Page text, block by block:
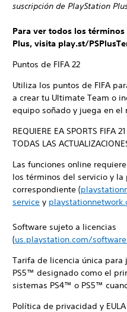
suscripción de PlayStation
Para ver todos los
Plus, visita play.st/
Puntos de FIFA 22
Utiliza los puntos de FIFA
a crear tu Ultimate Team o
equipo soñado y juega en el
REQUIERE EA SPORTS FIFA
TODAS LAS
Las funciones online
los términos del servicio y
correspondiente (
service y
Software sujeto a licencias
(us.playstation.com/
Tarifa de licencia única
PS5™ designado como el
sistemas PS4™ o PS5™
Política de privacidad y